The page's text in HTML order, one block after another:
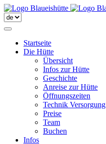
Startseite
Die Hütte
Übersicht
Infos zur Hütte
Geschichte
Anreise zur Hütte
Öffnungszeiten
Technik Versorgung
Preise
Team
Buchen
Infos